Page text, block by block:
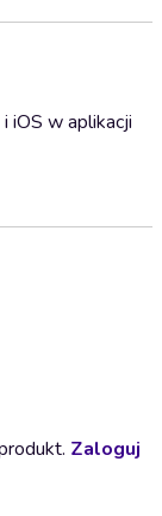
iOS w aplikacji
Zaloguj